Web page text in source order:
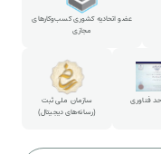
عضو اتحادیه کشوری کسب‌وکارهای
مجازی
فناوری
سازمان ملی ثبت
(رسانه‌های دیجیتال)